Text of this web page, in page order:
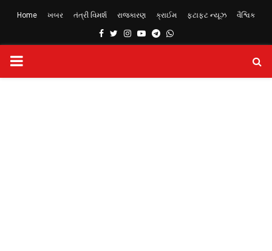
Home ખબર તંત્રી વિમર્શ રાજકારણ ક્રાઈમ ફટાફટ ન્યૂઝ વૈશ્વિક
Facebook
TwitterInstagram
YoutubeTelegram
Whatsapp
PRIMARY